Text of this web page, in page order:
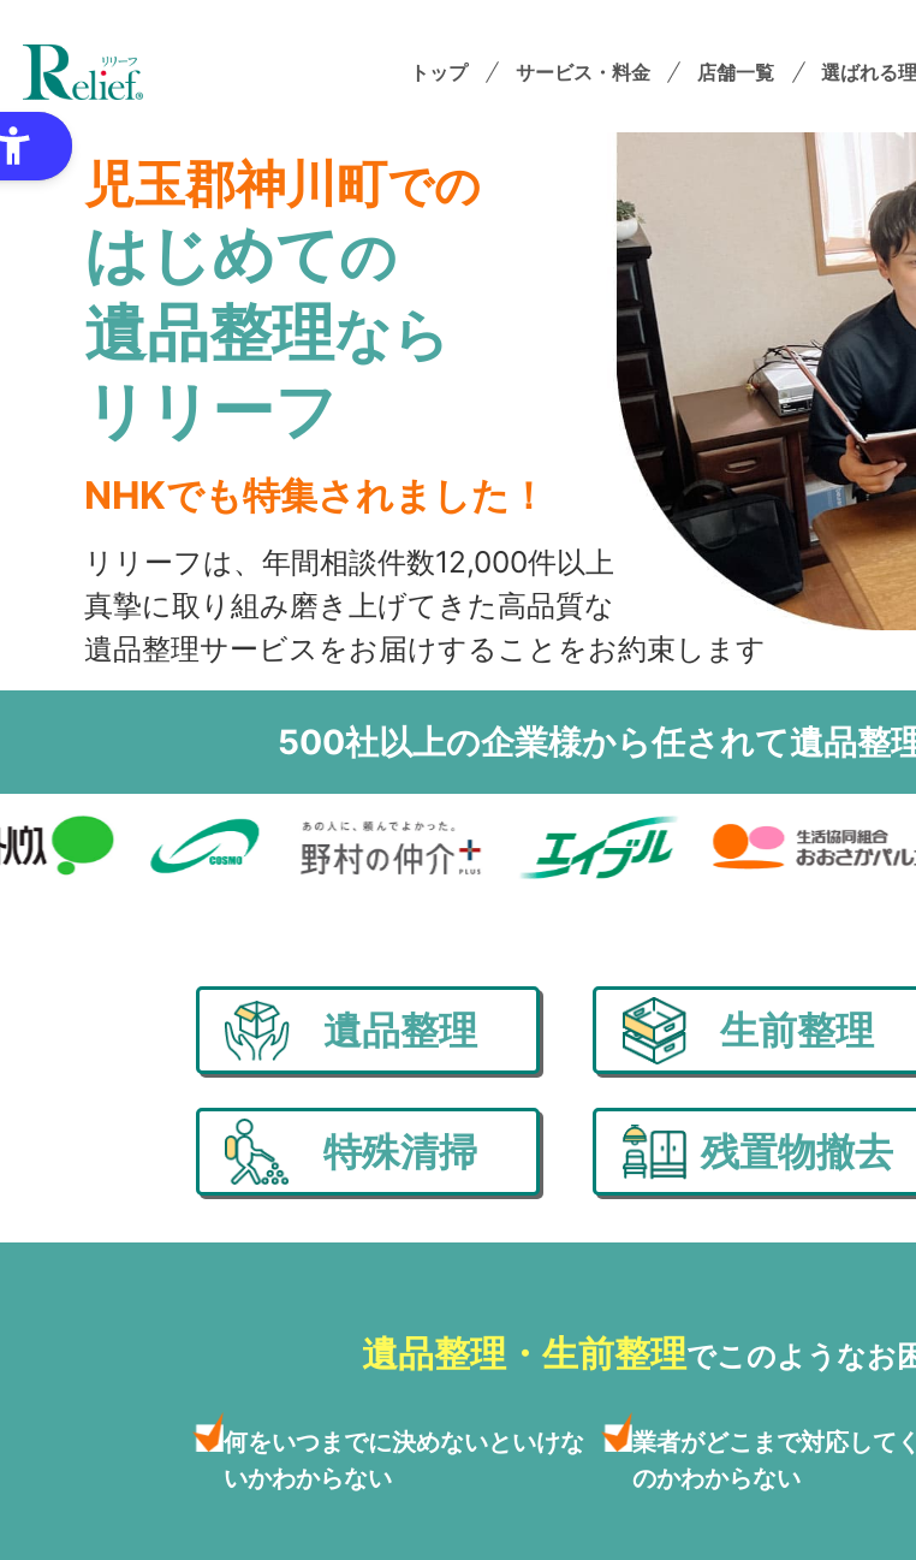
トップ サービス・料金
特殊清掃・孤独死
ゴミ屋敷・モノ屋敷
オプションサービス
想い出整理パック
各種セミナーのご案内
領収書の発行方法
店舗一覧 選ばれる
児玉郡神川町での
はじめての
遺品整理なら
リリーフ
NHKでも特集されました！
リリーフは、年間相談件数12,000件以上
真摯に取り組み磨き上げてきた高品質な
遺品整理サービスをお届けすることをお約束します
500社以上の企業様から任されて遺品整
遺品整理 生前整理
特殊清掃 残置物撤去
遺品整理・生前整理でこのようなお
何をいつまでに決めないといけな
いかわからない
業者がどこまで対応して
のかわからない